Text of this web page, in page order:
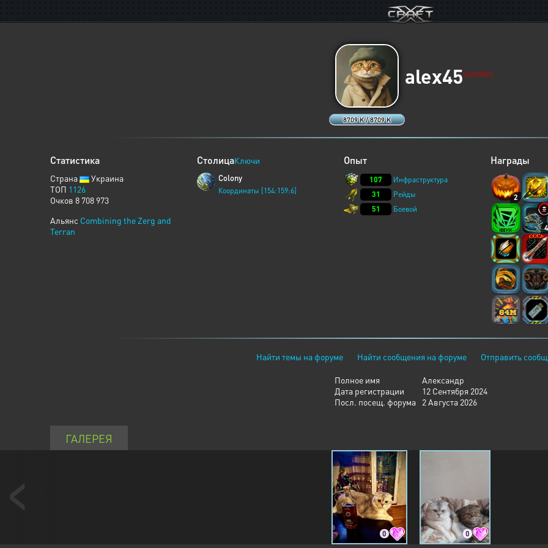
8709 K / 8709 K
alex45HUMANS
Статистика
Страна
Украина
ТОП 1126
Очков 8 708 973
Альянс Combining the Zerg and
Terran
СтолицаКлючи
Colony
Координаты [154:159:6]
Опыт
107
Инфраструктура
31
Рейды
51
Боевой
Награды
2
4
Найти темы на форуме Найти сообщения на форуме Отправить
Полное имя
Александр
Дата регистрации
12 Сентября 2024
Посл. посещ. форума
2 Августа 2026
ГАЛЕРЕЯ
0 0